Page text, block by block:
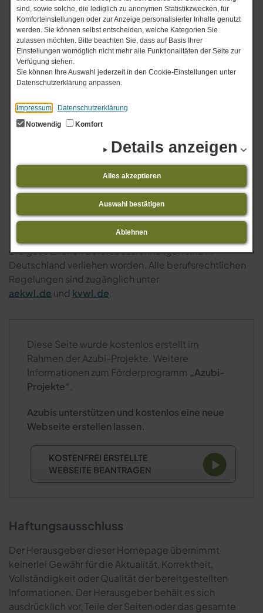
sind, sowie solche, die lediglich zu anonymen Statistikzwecken, für
Komforteinstellungen oder zur Anzeige personalisierter Inhalte genutzt
werden. Sie können selbst entscheiden, welche Kategorien Sie
zulassen möchten. Bitte beachten Sie, dass auf Basis Ihrer
Einstellungen womöglich nicht mehr alle Funktionalitäten der Seite zur
Verfügung stehen.
Sie können Ihre Auswahl jederzeit in den Cookie-Einstellungen unter
Datenschutzerklärung anpassen.
Impressum
Datenschutzerklärung
Notwendig
Komfort
Details anzeigen
Alles akzeptieren
Auswahl bestätigen
Ablehnen
Psychotherapiepraxis
Dr. med. Werner Bach
Seeblick 23
44263 Dortmund
Telefon:
(0231) 457901
Telefax:
E-Mail:
dr.bach@web.de
Kontakt:
Per Kontaktformular
Angaben gemäss §5 TMG
Dr. med. Werner Bach ist bei der der Ärztekammer
Westfalen-Lippe, Gartenstraße 210-214, 48147
Münster zugelassen. Berufsordnung:
https://www.aekwl.de.
Die gesetzlichen Berufsbezeichnungen sind in
Deutschland verliehen worden. Alle berufsrechtlichen
Regelungen sind zugänglich unter
aekwl.de und kvwl.de.
Diese Seite wurde kostenlos erstellt im
Rahmen der Azubi-Projekte. Weitere
Informationen zum Förderprogramm „Azubi-
Projekte“.
Azubis unterstützen und kostenlos eine neue
Webseite erstellen lassen.
KOSTENFREI ERSTELLTE
WEBSEITE BEANTRAGEN
Haftungsausschluss
Der Herausgeber dieser Homepage übernimmt
keinerlei Gewähr für die Aktualität, Korrektheit,
Vollständigkeit oder Qualität der bereitgestellten
Informationen. Der Herausgeber behält es sich
ausdrücklich vor, Teile der Seiten oder das gesamte